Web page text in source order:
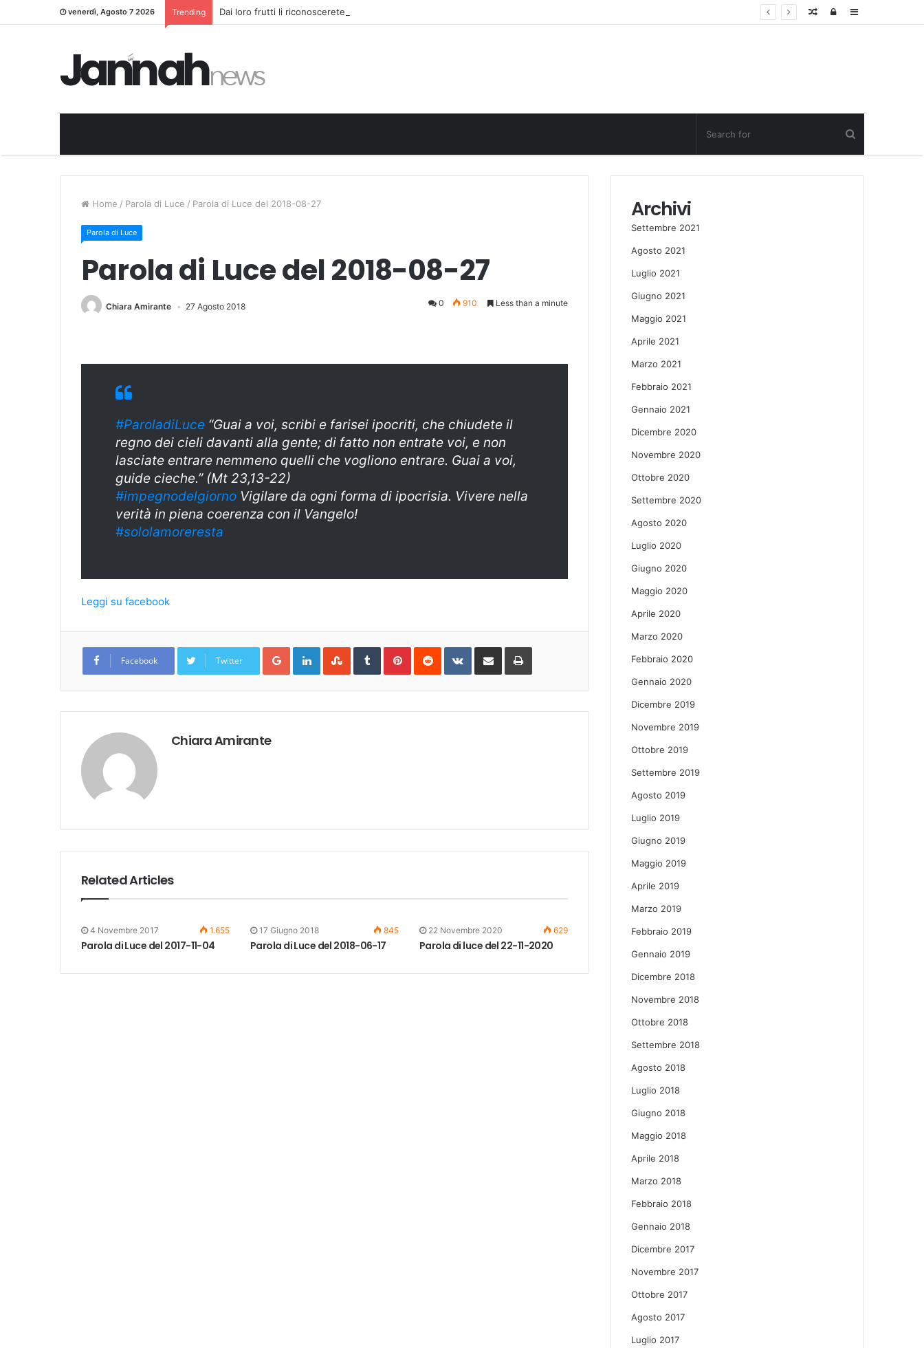
venerdì, Agosto 7 2026 Trending Dai loro frutti li riconoscerete Sidebar
Log
Random
Home / Parola di Luce / Parola di Luce del 2018-08-27
Parola di Luce
Parola di Luce del 2018-08-27
Chiara Amirante 27 Agosto 2018 0 910 Less than a minute
#ParoladiLuce “Guai a voi, scribi e farisei ipocriti, che chiudete il
regno dei cieli davanti alla gente; di fatto non entrate voi, e non
lasciate entrare nemmeno quelli che vogliono entrare. Guai a voi,
guide cieche.” (Mt 23,13-22)
#impegnodelgiorno Vigilare da ogni forma di ipocrisia. Vivere nella
verità in piena coerenza con il Vangelo!
#sololamoreresta
Leggi su facebook
Facebook Twitter
Google+LinkedInStumbleUpon
TumblrPinterestReddit VKontakteShare
Email
Print
Chiara Amirante
Related Articles
4 Novembre 2017 1.655
Parola di Luce del 2017-11-04
17 Giugno 2018 845
Parola di Luce del 2018-06-17
22 Novembre 2020 629
Parola di luce del 22-11-2020
Archivi
Settembre 2021
Agosto 2021
Luglio 2021
Giugno 2021
Maggio 2021
Aprile 2021
Marzo 2021
Febbraio 2021
Gennaio 2021
Dicembre 2020
Novembre 2020
Ottobre 2020
Settembre 2020
Agosto 2020
Luglio 2020
Giugno 2020
Maggio 2020
Aprile 2020
Marzo 2020
Febbraio 2020
Gennaio 2020
Dicembre 2019
Novembre 2019
Ottobre 2019
Settembre 2019
Agosto 2019
Luglio 2019
Giugno 2019
Maggio 2019
Aprile 2019
Marzo 2019
Febbraio 2019
Gennaio 2019
Dicembre 2018
Novembre 2018
Ottobre 2018
Settembre 2018
Agosto 2018
Luglio 2018
Giugno 2018
Maggio 2018
Aprile 2018
Marzo 2018
Febbraio 2018
Gennaio 2018
Dicembre 2017
Novembre 2017
Ottobre 2017
Agosto 2017
Luglio 2017